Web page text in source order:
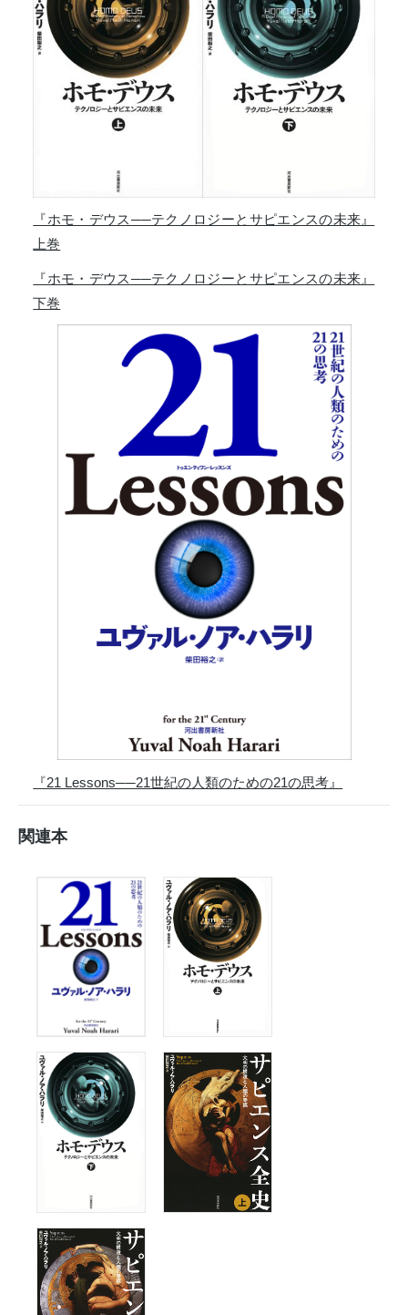
『ホモ・デウス──テクノロジーとサピエンスの未来』
上巻
『ホモ・デウス──テクノロジーとサピエンスの未来』
下巻
『21 Lessons──21世紀の人類のための21の思考』
関連本